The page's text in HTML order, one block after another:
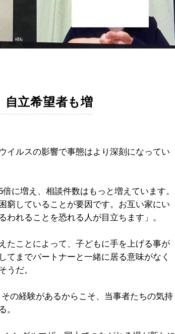
自立希望者も増
イルスの影響で事態はより深刻になってい
に増え、相談件数はもっと増えています。
窮していることが要因です。お互い家にい
れることを恐れる人が目立ちます」。
たことによって、子どもに手を上げる事が
てまでパートナーと一緒に居る意味がなく
うだ。
の経験があるからこそ、当事者たちの気持
。